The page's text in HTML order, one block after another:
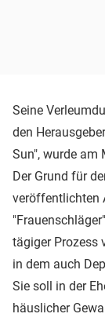
Seine
den
Sun", wurde am
Der Grund für
veröffentlichten
tägiger Prozess
in dem auch
Sie soll in der
häuslicher